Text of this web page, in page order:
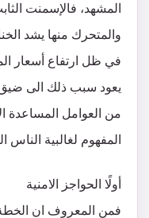
المشهد، فالإسمنت
والمتحرك منها يشد
في ظل ارتفاع أسعار
يعود سبب ذلك الى ضيق
من العوامل المساعدة
المفهوم لغالبية الناس
أولًا الحواجز الامنية
فمن المعروف ان الخطة